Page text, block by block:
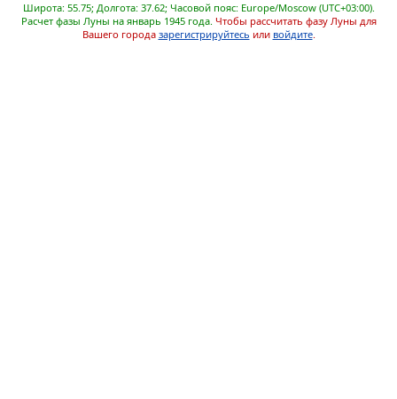
Широта: 55.75; Долгота: 37.62; Часовой пояс: Europe/Moscow (UTC+03:00).
Расчет фазы Луны на январь 1945 года. Чтобы рассчитать фазу Луны для
Вашего города зарегистрируйтесь или войдите.